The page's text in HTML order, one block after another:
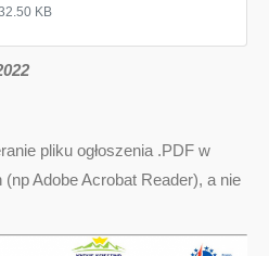
KB
pliku ogłoszenia .PDF w
Adobe Acrobat Reader), a nie